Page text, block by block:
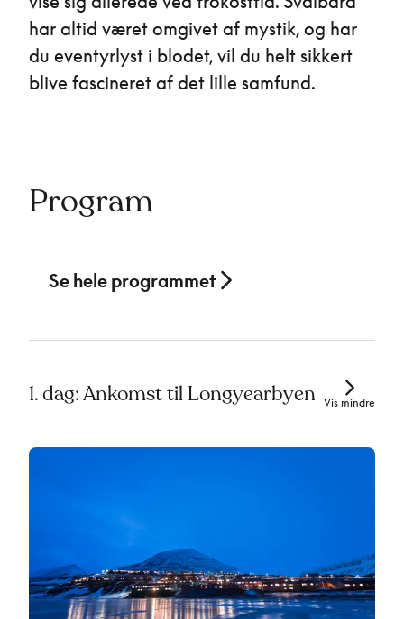
har altid været omgivet af mystik, og har
du eventyrlyst i blodet, vil du helt sikkert
blive fascineret af det lille samfund.
Program
Se hele programmet
1. dag: Ankomst til Longyearbyen Vis mindre